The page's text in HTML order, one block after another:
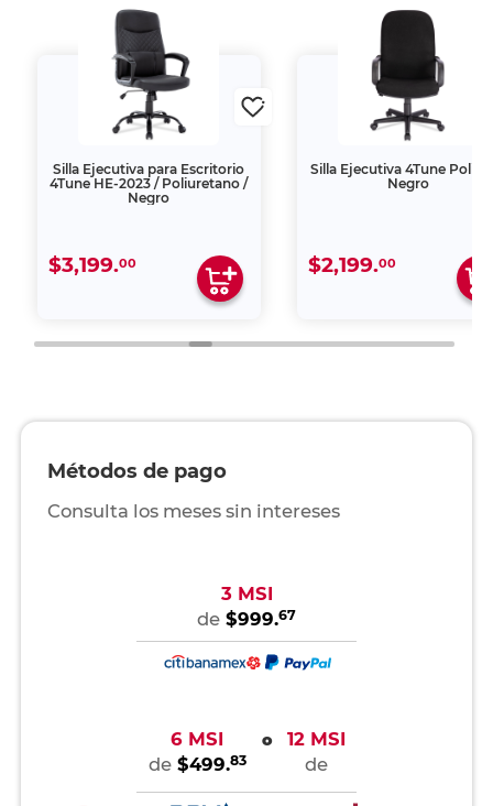
Silla Ejecutiva para Escritorio
4Tune HE-2023 / Poliuretano /
Negro
$3,199.00
Silla Ejecutiva 4Tune
Negro
$2,199.00
Métodos de pago
Consulta los meses sin intereses
3 MSI
de $999.67
6 MSI
de $499.83
o
12 MSI
de